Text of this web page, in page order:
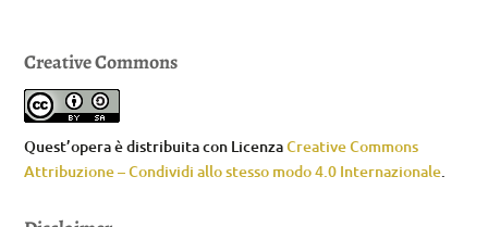
Creative Commons
Quest’opera è distribuita con LicenzaCreative Commons
Attribuzione – Condividi allo stesso modo 4.0 Internazionale.